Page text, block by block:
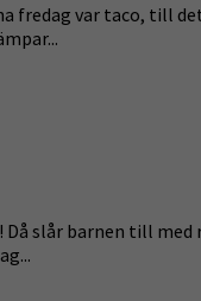
fredag var taco, till
slår barnen till